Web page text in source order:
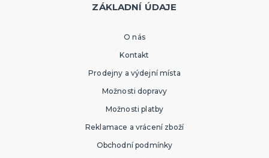
ZÁKLADNÍ ÚDAJE
O nás
Kontakt
Prodejny a výdejní místa
Možnosti dopravy
Možnosti platby
Reklamace a vrácení zboží
Obchodní podmínky